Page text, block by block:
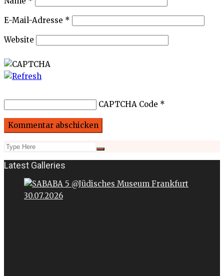
E-Mail-Adresse *
Website
CAPTCHA Code *
Latest Galleries